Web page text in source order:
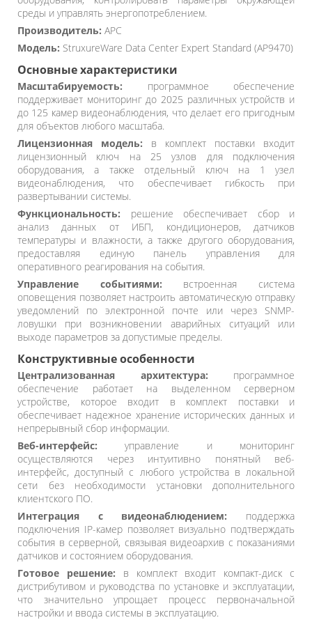
среды и управлять энергопотреблением.
Производитель: APC
Модель: StruxureWare Data Center Expert Standard (AP9470)
Основные характеристики
Масштабируемость: программное обеспечение
поддерживает мониторинг до 2025 различных устройств и
до 125 камер видеонаблюдения, что делает его пригодным
для объектов любого масштаба.
Лицензионная модель: в комплект поставки входит
лицензионный ключ на 25 узлов для подключения
оборудования, а также отдельный ключ на 1 узел
видеонаблюдения, что обеспечивает гибкость при
развертывании системы.
Функциональность: решение обеспечивает сбор и
анализ данных от ИБП, кондиционеров, датчиков
температуры и влажности, а также другого оборудования,
предоставляя единую панель управления для
оперативного реагирования на события.
Управление событиями: встроенная система
оповещения позволяет настроить автоматическую отправку
уведомлений по электронной почте или через SNMP-
ловушки при возникновении аварийных ситуаций или
выходе параметров за допустимые пределы.
Конструктивные особенности
Централизованная архитектура: программное
обеспечение работает на выделенном серверном
устройстве, которое входит в комплект поставки и
обеспечивает надежное хранение исторических данных и
непрерывный сбор информации.
Веб-интерфейс: управление и мониторинг
осуществляются через интуитивно понятный веб-
интерфейс, доступный с любого устройства в локальной
сети без необходимости установки дополнительного
клиентского ПО.
Интеграция с видеонаблюдением: поддержка
подключения IP-камер позволяет визуально подтверждать
события в серверной, связывая видеоархив с показаниями
датчиков и состоянием оборудования.
Готовое решение: в комплект входит компакт-диск с
дистрибутивом и руководства по установке и эксплуатации,
что значительно упрощает процесс первоначальной
настройки и ввода системы в эксплуатацию.